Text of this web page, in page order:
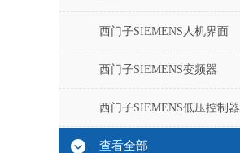
西门子SIEMENS人机界面
西门子SIEMENS变频器
西门子SIEMENS低压控制器
查看全部